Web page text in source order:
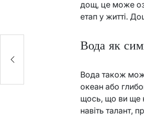
дощ, це може
етап у житті.
Вода як
Вода також
океан або
щось, що ви ще
навіть талант,